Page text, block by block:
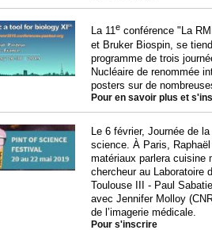
La 11e conférence "La
et Bruker Biospin, se
programme de trois
Nucléaire de renommée
posters sur de
Pour en savoir plus et
Le 6 février, Journée de
science. À Paris,
matériaux parlera cuisine
chercheur au Laboratoire
Toulouse III - Paul
avec Jennifer Molloy
de l’imagerie médicale.
Pour s'inscrire